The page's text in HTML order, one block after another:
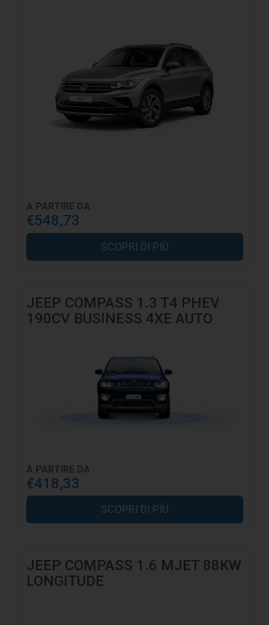
A PARTIRE DA
€548,73
SCOPRI DI PIÙ
JEEP COMPASS 1.3 T4 PHEV
190CV BUSINESS 4XE AUTO
A PARTIRE DA
€418,33
SCOPRI DI PIÙ
JEEP COMPASS 1.6 MJET 88KW
LONGITUDE